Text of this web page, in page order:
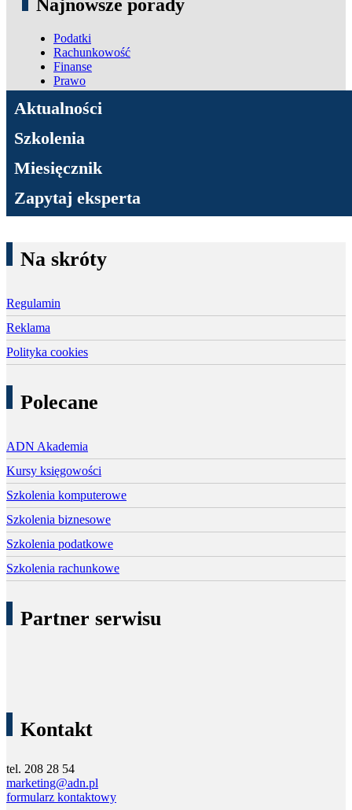
Najnowsze porady
Podatki
Rachunkowość
Finanse
Prawo
ADN Podatki
Aktualności
Szkolenia
Miesięcznik
Zapytaj eksperta
Na skróty
Regulamin
Reklama
Polityka cookies
Polecane
ADN Akademia
Kursy księgowości
Szkolenia komputerowe
Szkolenia biznesowe
Szkolenia podatkowe
Szkolenia rachunkowe
Partner serwisu
Kontakt
tel. 208 28 54
marketing@adn.pl
formularz kontaktowy